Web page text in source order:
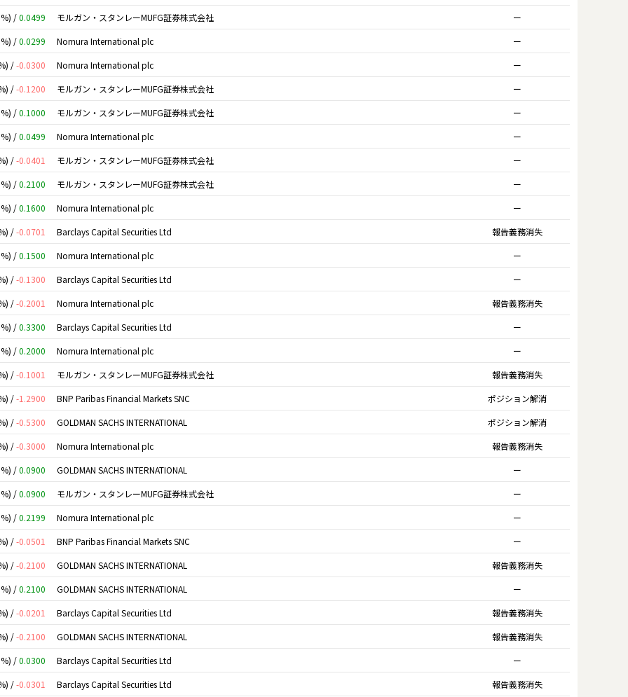
/0.0499 モルガン・スタンレーMUFG証券株式会社
ー
/0.0299 Nomura International plc
ー
/-0.0300 Nomura International plc
ー
/-0.1200 モルガン・スタンレーMUFG証券株式会社
ー
/0.1000 モルガン・スタンレーMUFG証券株式会社
ー
/0.0499 Nomura International plc
ー
/-0.0401 モルガン・スタンレーMUFG証券株式会社
ー
/0.2100 モルガン・スタンレーMUFG証券株式会社
ー
/0.1600 Nomura International plc
ー
/-0.0701 Barclays Capital Securities Ltd
報告義務消失
/0.1500 Nomura International plc
ー
/-0.1300 Barclays Capital Securities Ltd
ー
/-0.2001 Nomura International plc
報告義務消失
/0.3300 Barclays Capital Securities Ltd
ー
/0.2000 Nomura International plc
ー
/-0.1001 モルガン・スタンレーMUFG証券株式会社
報告義務消失
/-1.2900 BNP Paribas Financial Markets SNC
ポジション解消
/-0.5300 GOLDMAN SACHS INTERNATIONAL
ポジション解消
/-0.3000 Nomura International plc
報告義務消失
/0.0900 GOLDMAN SACHS INTERNATIONAL
ー
/0.0900 モルガン・スタンレーMUFG証券株式会社
ー
/0.2199 Nomura International plc
ー
/-0.0501 BNP Paribas Financial Markets SNC
ー
/-0.2100 GOLDMAN SACHS INTERNATIONAL
報告義務消失
/0.2100 GOLDMAN SACHS INTERNATIONAL
ー
/-0.0201 Barclays Capital Securities Ltd
報告義務消失
/-0.2100 GOLDMAN SACHS INTERNATIONAL
報告義務消失
/0.0300 Barclays Capital Securities Ltd
ー
/-0.0301 Barclays Capital Securities Ltd
報告義務消失